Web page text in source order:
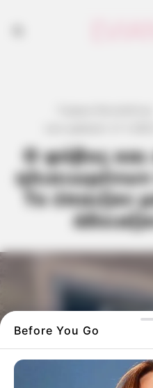
Ο φόβος
ηλικιωμένων
Το έπαιζαν
Before You Go